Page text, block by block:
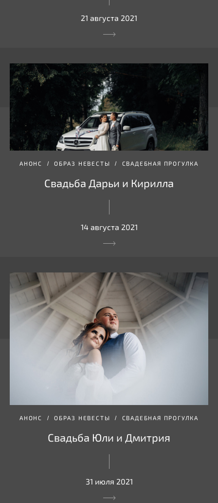
21 августа 2021
АНОНС ОБРАЗ НЕВЕСТЫ СВАДЕБНАЯ ПРОГУЛКА
Свадьба Дарьи и Кирилла
14 августа 2021
АНОНС ОБРАЗ НЕВЕСТЫ СВАДЕБНАЯ ПРОГУЛКА
Свадьба Юли и Дмитрия
31 июля 2021